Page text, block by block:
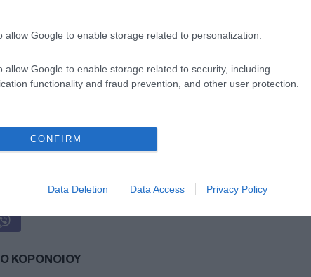
allow Google to enable storage related to personalization.
allow Google to enable storage related to security, including
functionality and fraud prevention, and other user protection.
CONFIRM
Data Deletion Data Access Privacy Policy
ΚΟΡΟΝΟΙΟΥ